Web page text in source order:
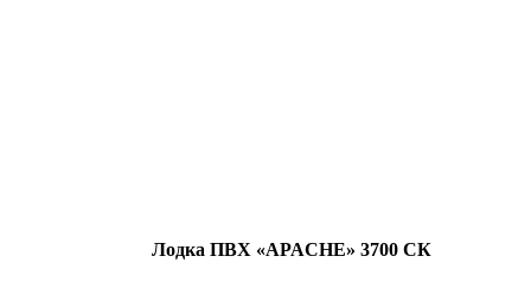
Лодка ПВХ «APACHE» 3700 СК